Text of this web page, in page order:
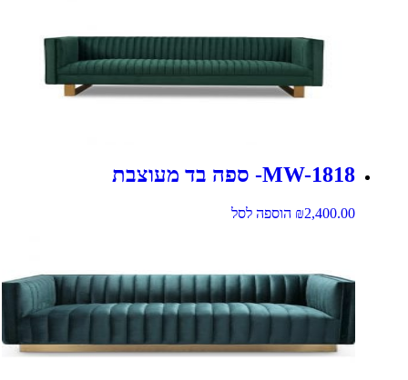
MW-1818- ספה בד מעוצבת
₪2,400.00 הוספה לסל